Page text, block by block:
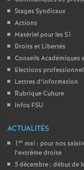
Stages Syndicaux
Actions
Matériel pour les S1
Droits et Libertés
Conseils Académiques
Elections
Lettres d’information
Rubrique Culture
Infos FSU
ACTUALITÉS
1 er mai : pour nos
l’extrême droite
5 décembre : début de